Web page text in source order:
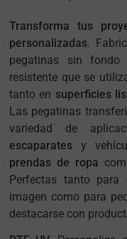
Transforma tus
personalizadas.
pegatinas sin
resistente que se
tanto en superficies
Las pegatinas
variedad de
escaparates y
prendas de ropa
Perfectas tanto para
imagen como para
destacarse con